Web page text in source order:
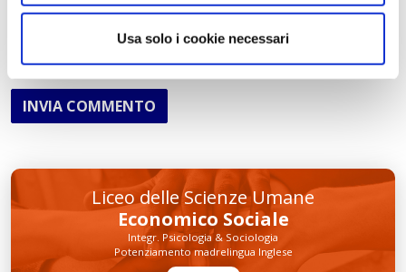
Usa solo i cookie necessari
INVIA COMMENTO
Liceo delle Scienze Umane
Economico Sociale
Integr. Psicologia & Sociologia
Potenziamento madrelingua Inglese